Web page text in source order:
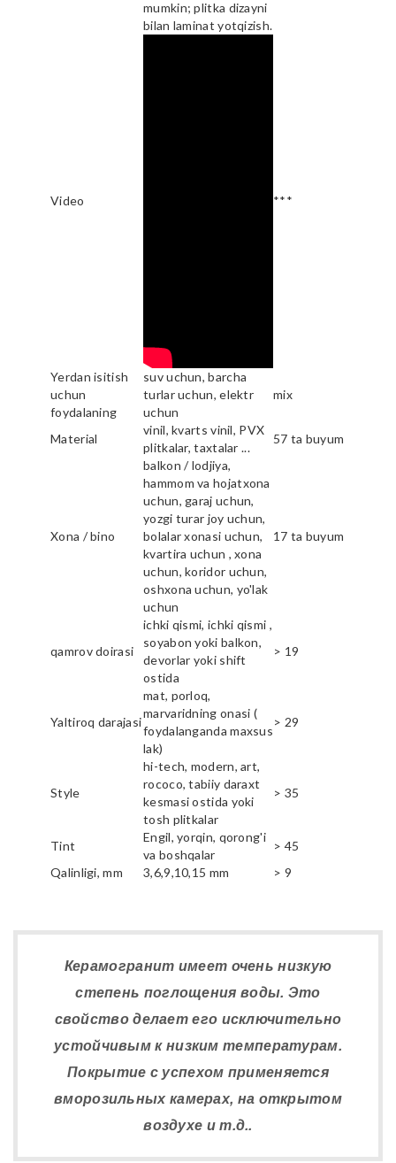
mumkin; plitka dizayni
bilan laminat yotqizish.
Video ***
Yerdan isitish
uchun
foydalaning
suv uchun, barcha
turlar uchun, elektr
uchun
mix
Material
vinil, kvarts vinil, PVX
plitkalar, taxtalar ...
57 ta buyum
Xona / bino
balkon / lodjiya,
hammom va hojatxona
uchun, garaj uchun,
yozgi turar joy uchun,
bolalar xonasi uchun,
kvartira uchun , xona
uchun, koridor uchun,
oshxona uchun, yo'lak
uchun
17 ta buyum
qamrov doirasi
ichki qismi, ichki qismi ,
soyabon yoki balkon,
devorlar yoki shift
ostida
> 19
Yaltiroq darajasi
mat, porloq,
marvaridning onasi (
foydalanganda maxsus
lak)
> 29
Style
hi-tech, modern, art,
rococo, tabiiy daraxt
kesmasi ostida yoki
tosh plitkalar
> 35
Tint
Engil, yorqin, qorong'i
va boshqalar
> 45
Qalinligi, mm
3,6,9,10,15 mm > 9
Керамогранит имеет очень низкую
степень поглощения воды. Это
свойство делает его исключительно
устойчивым к низким температурам.
Покрытие с успехом применяется
вморозильных камерах, на открытом
воздухе и т.д..